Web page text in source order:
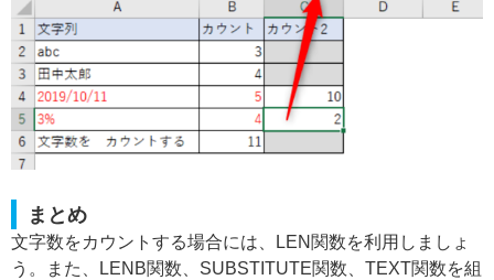
まとめ
文字数をカウントする場合には、LEN関数を利用しましょ
う。また、LENB関数、SUBSTITUTE関数、TEXT関数を組